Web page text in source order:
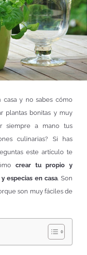
casa y no sabes cómo
plantas bonitas y muy
siempre a mano tus
culinarias? Si has
este artículo te
crear tu propio y
especias en casa. Son
son muy fáciles de